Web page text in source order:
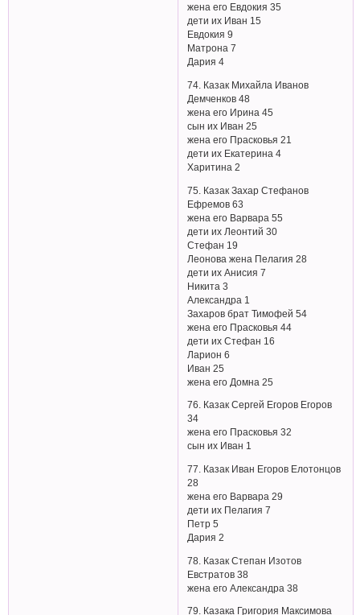
жена его Евдокия 35
дети их Иван 15
Евдокия 9
Матрона 7
Дария 4
74. Казак Михайла Иванов
Демченков 48
жена его Ирина 45
сын их Иван 25
жена его Прасковья 21
дети их Екатерина 4
Харитина 2
75. Казак Захар Стефанов
Ефремов 63
жена его Варвара 55
дети их Леонтий 30
Стефан 19
Леонова жена Пелагия 28
дети их Анисия 7
Никита 3
Александра 1
Захаров брат Тимофей 54
жена его Прасковья 44
дети их Стефан 16
Ларион 6
Иван 25
жена его Домна 25
76. Казак Сергей Егоров Егоров
34
жена его Прасковья 32
сын их Иван 1
77. Казак Иван Егоров Елотонцов
28
жена его Варвара 29
дети их Пелагия 7
Петр 5
Дария 2
78. Казак Степан Изотов
Евстратов 38
жена его Александра 38
79. Казака Григория Максимова